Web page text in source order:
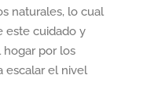
naturales, lo cual
este cuidado y
hogar por los
escalar el nivel